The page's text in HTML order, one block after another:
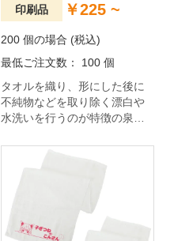
印刷品 ￥225 ~
200 個の場合 (税込)
最低ご注文数： 100 個
タオルを織り、形にした後に
不純物などを取り除く漂白や
水洗いを行うのが特徴の泉州
地はやや薄手ですが、繊維の
柔らかさがしっかりと引き出
されており、吸水性と速乾性
に優れています。